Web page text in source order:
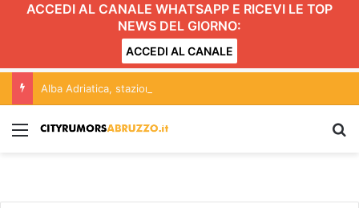
ACCEDI AL CANALE WHATSAPP E RICEVI LE TOP
NEWS DEL GIORNO:
ACCEDI AL CANALE
Menu